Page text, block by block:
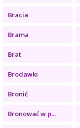
Bracia
Brama
Brat
Brodawki
Bronić
Bronować w p...